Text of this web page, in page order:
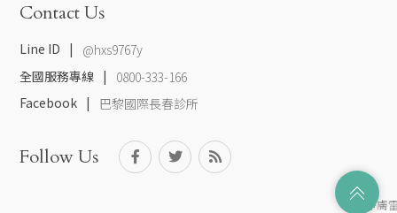
Contact Us
Line ID
@hxs9767y
全國服務專線
0800-333-166
Facebook
巴黎國際長春診所
Follow Us
淨膚